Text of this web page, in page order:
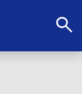
search